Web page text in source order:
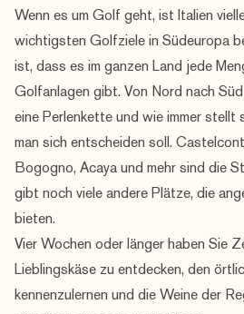
Wenn es um Golf geht, ist Italien
wichtigsten Golfziele in Südeuropa
ist, dass es im ganzen Land jede
Golfanlagen gibt. Von Nord nach
eine Perlenkette und wie immer stellt
man sich entscheiden soll.
Bogogno, Acaya und mehr sind die
gibt noch viele andere Plätze, die
bieten.
Vier Wochen oder länger haben Sie
Lieblingskäse zu entdecken, den
kennenzulernen und die Weine der